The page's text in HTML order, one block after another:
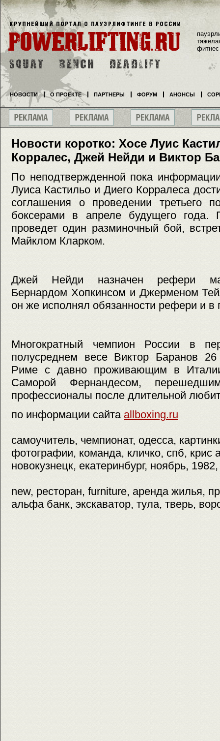
Новости коротко: Хосе Луис
Корралес, Джей Нейди и Виктор
По неподтвержденной пока
Луиса Кастильо и Диего Корралеса
соглашения о проведении третьего
боксерами в апреле будущего года.
проведет один разминочный бой,
Майклом Кларком.
Джей Нейди назначен рефери
Бернардом Хопкинсом и Джерменом
он же исполнял обязанности рефери и в
Многократный чемпион России в
полусреднем весе Виктор Баранов
Риме с давно проживающим в
Саморой Фернандесом,
профессионалы после длительной
по информации сайта allboxing.ru
самоучитель, чемпионат, одесса,
фотографии, команда, кличко, спб, крис
новокузнецк, екатеринбург, ноябрь,
new, ресторан, furniture, аренда жилья,
альфа банк, экскаватор, тула, тверь,
фитнес
НОВОСТИ О ПРОЕКТЕ ПАРТНЕРЫ ФОРУМ АНОНСЫ